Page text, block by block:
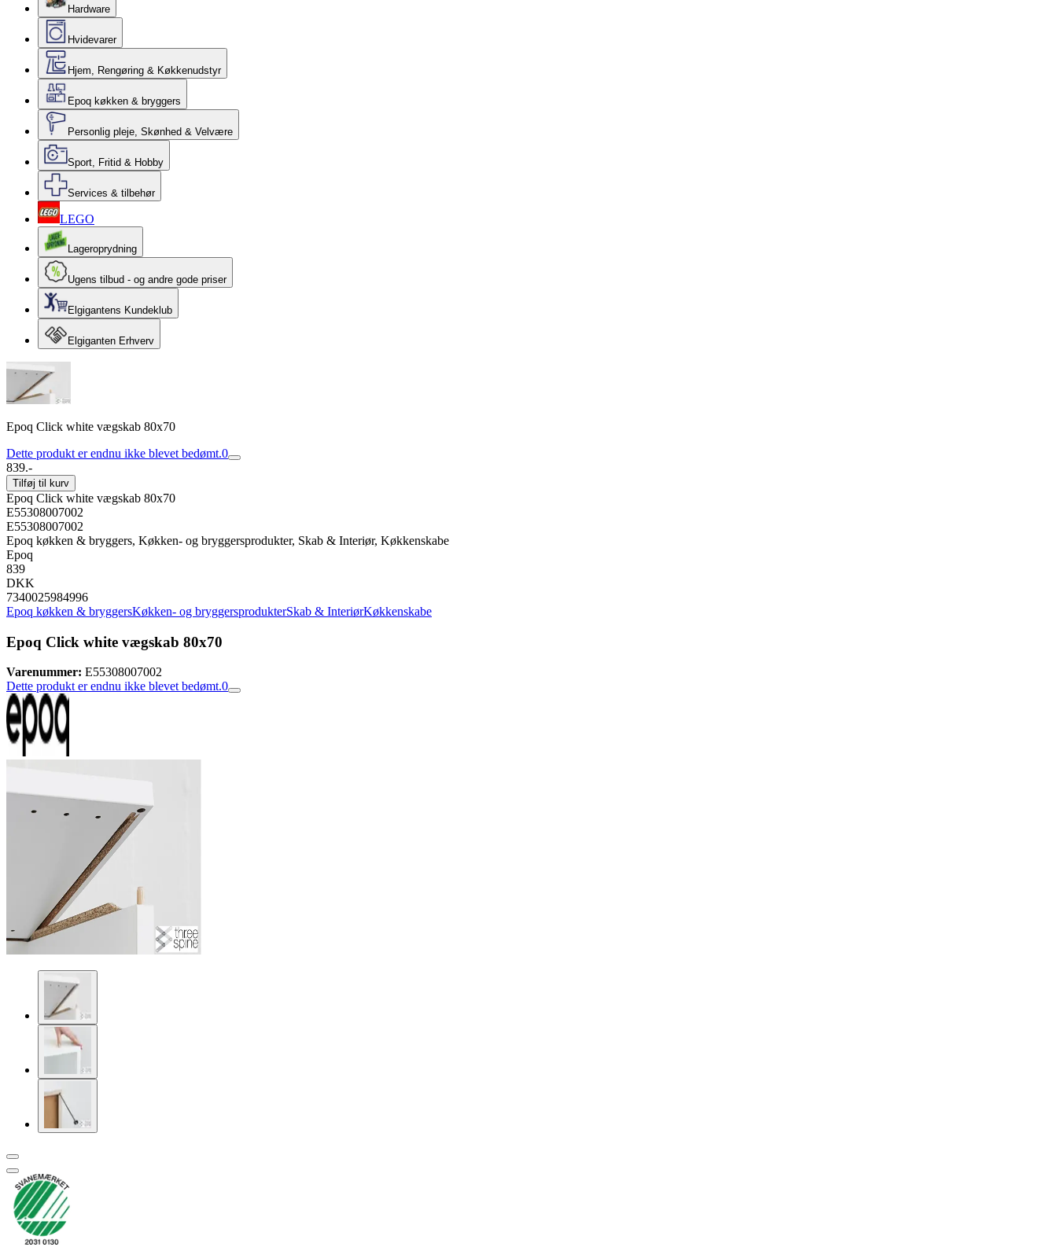
Hardware
Hvidevarer
Hjem, Rengøring & Køkkenudstyr
Epoq køkken & bryggers
Personlig pleje, Skønhed & Velvære
Sport, Fritid & Hobby
Services & tilbehør
LEGO
Lageroprydning
Ugens tilbud - og andre gode priser
Elgigantens Kundeklub
Elgiganten Erhverv
Epoq Click white vægskab 80x70
Dette produkt er endnu ikke blevet bedømt.0
839.-
Tilføj til kurv
Epoq Click white vægskab 80x70
E55308007002
E55308007002
Epoq køkken & bryggers, Køkken- og bryggersprodukter, Skab & Interiør, Køkkenskabe
Epoq
839
DKK
7340025984996
Epoq køkken & bryggersKøkken- og bryggersprodukterSkab & InteriørKøkkenskabe
Epoq Click white vægskab 80x70
Varenummer: E55308007002
Dette produkt er endnu ikke blevet bedømt.0